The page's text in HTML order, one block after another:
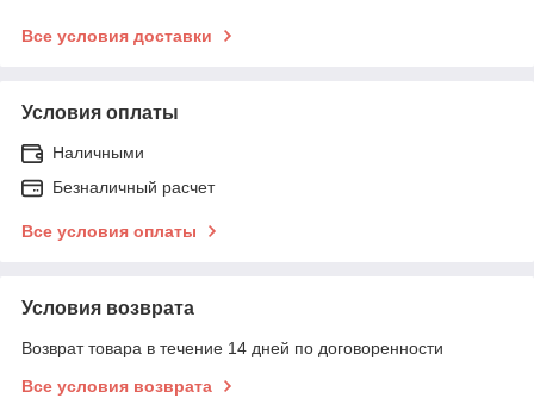
Все условия доставки
Условия оплаты
Наличными
Безналичный расчет
Все условия оплаты
Условия возврата
Возврат товара в течение 14 дней по договоренности
Все условия возврата